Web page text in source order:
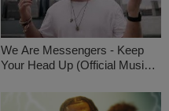
We Are Messengers - Keep
Your Head Up (Official Music